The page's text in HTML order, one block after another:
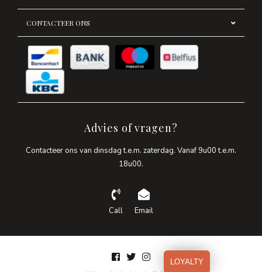
CONTACTEER ONS
Advies of vragen?
Contacteer ons van dinsdag t.e.m. zaterdag. Vanaf 9u00 t.e.m.
18u00.
Call Email
LOYALTY